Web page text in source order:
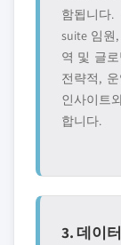
함됩니다.
suite 임원
역 및 글
전략적,
인사이트
합니다.
3. 데이